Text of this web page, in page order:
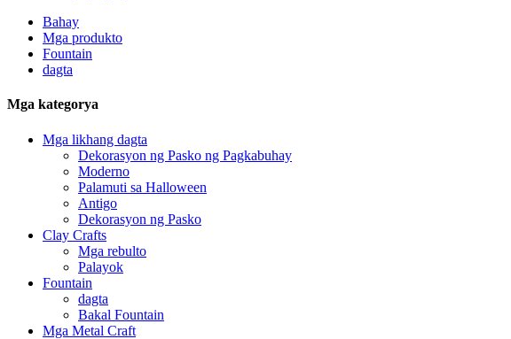
Bahay
Mga produkto
Fountain
dagta
Mga kategorya
Mga likhang dagta
Dekorasyon ng Pasko ng Pagkabuhay
Moderno
Palamuti sa Halloween
Antigo
Dekorasyon ng Pasko
Clay Crafts
Mga rebulto
Palayok
Fountain
dagta
Bakal Fountain
Mga Metal Craft